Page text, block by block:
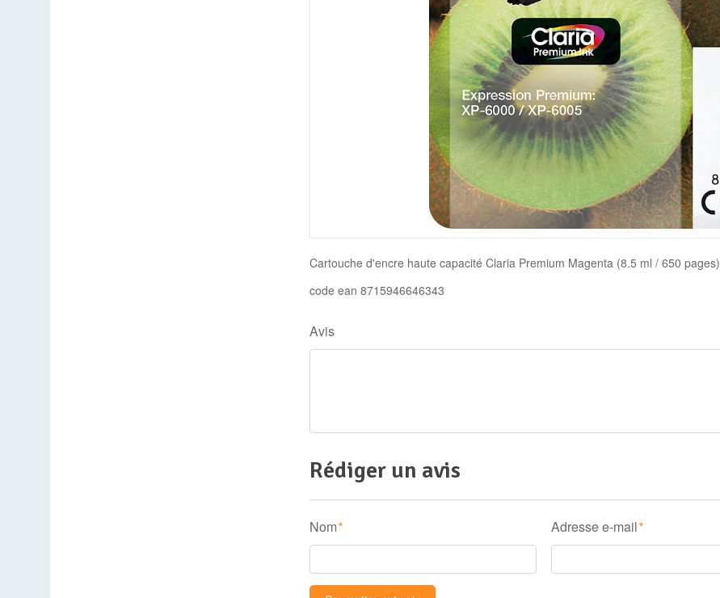
Cartouche d'encre haute capacité Claria Premium Magenta (8.5 ml / 650 pages)
code ean 8715946646343
Avis
Rédiger un avis
Nom * Adresse e-mail *